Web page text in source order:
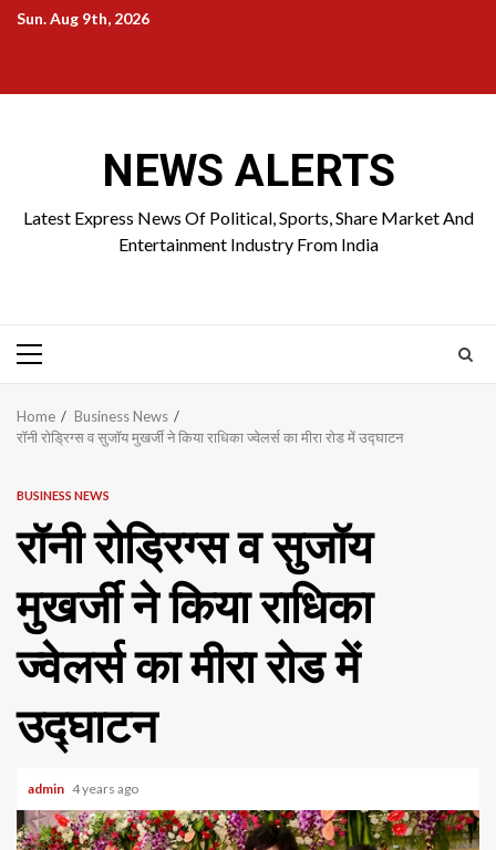
SkipSun. Aug 9th, 2026
NEWS ALERTS
Latest Express News Of Political, Sports, Share Market And
Entertainment Industry From India
Primary
Home
Business News
रॉनी रोड्रिग्स व सुजॉय मुखर्जी ने किया राधिका ज्वेलर्स का मीरा रोड में उद्घाटन
BUSINESS NEWS
रॉनी रोड्रिग्स व सुजॉय
मुखर्जी ने किया राधिका
ज्वेलर्स का मीरा रोड में
उद्घाटन
admin 4 years ago